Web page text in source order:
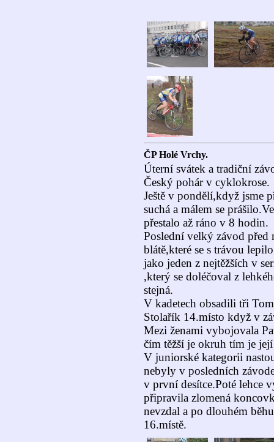
ČP Holé Vrchy.
Úterní svátek a tradiční
Český pohár v cyklokrose.
Ještě v pondělí,když jsme
suchá a málem se
přestalo až ráno v 8 hodin.
Poslední velký závod před
blátě,které se s trávou
jako jeden z nejtěžších v
,který se doléčoval z
stejná.
V kadetech obsadili tři
Stolařík 14.místo když v
Mezi ženami vybojovala
čím těžší je okruh tím je
V juniorské kategorii
nebyly v posledních
v první desítce.Poté lehce
připravila zlomená
nevzdal a po dlouhém
16.místě.